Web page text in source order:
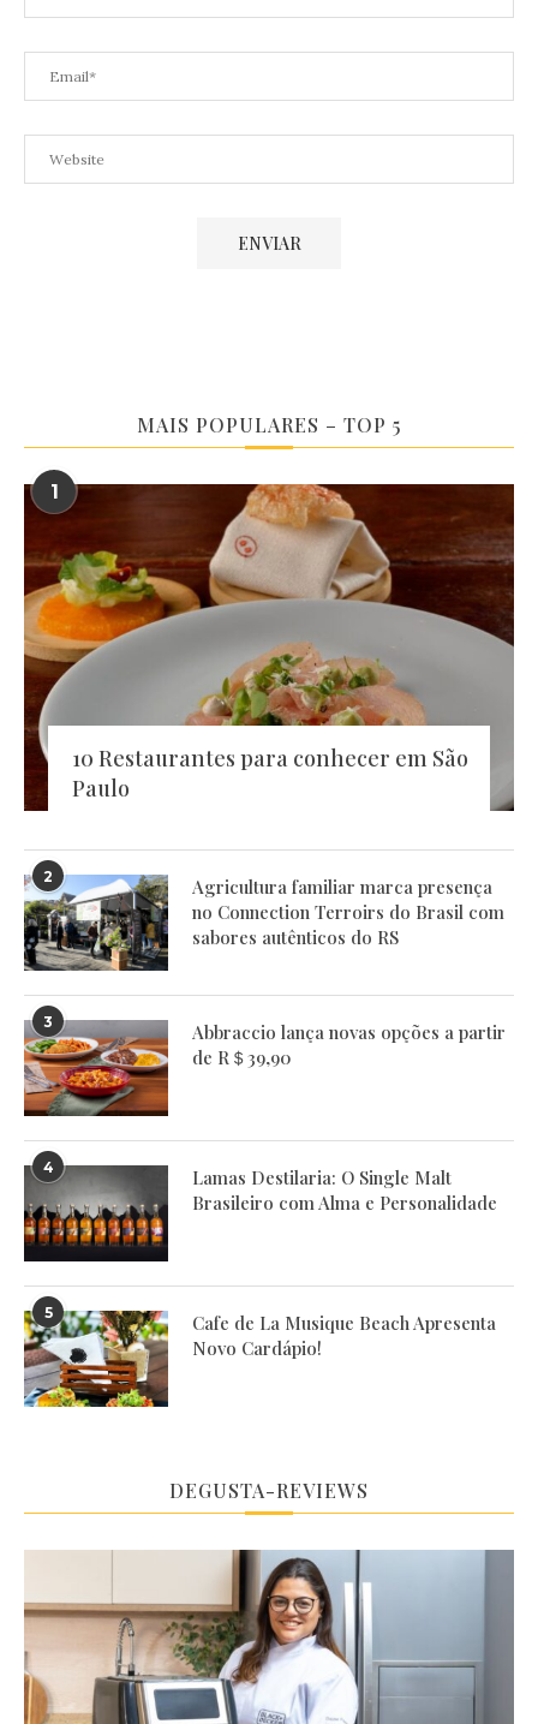
MAIS POPULARES – TOP 5
1
10 Restaurantes para conhecer em São
Paulo
2
Agricultura familiar marca presença
no Connection Terroirs do Brasil com
sabores autênticos do RS
3
Abbraccio lança novas opções a partir
de R＄39,90
4
Lamas Destilaria: O Single Malt
Brasileiro com Alma e Personalidade
5
Cafe de La Musique Beach Apresenta
Novo Cardápio!
DEGUSTA-REVIEWS